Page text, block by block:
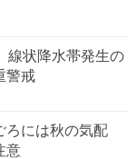
状降水帯発生の
警戒
には秋の気配
意